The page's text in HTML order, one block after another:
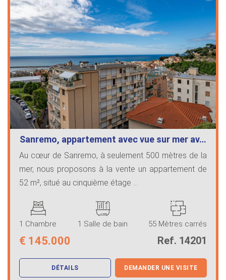
Sanremo, appartement avec vue sur mer av…
Au cœur de Sanremo, à seulement 500 mètres de la
mer, nous proposons à la vente un appartement de
52 m², situé au cinquième étage ...
1 Chambre 1 Salle de bain 55 Mètres carrés
€ 145.000 Ref. 14201
DÉTAILS DEMANDER UNE VISITE